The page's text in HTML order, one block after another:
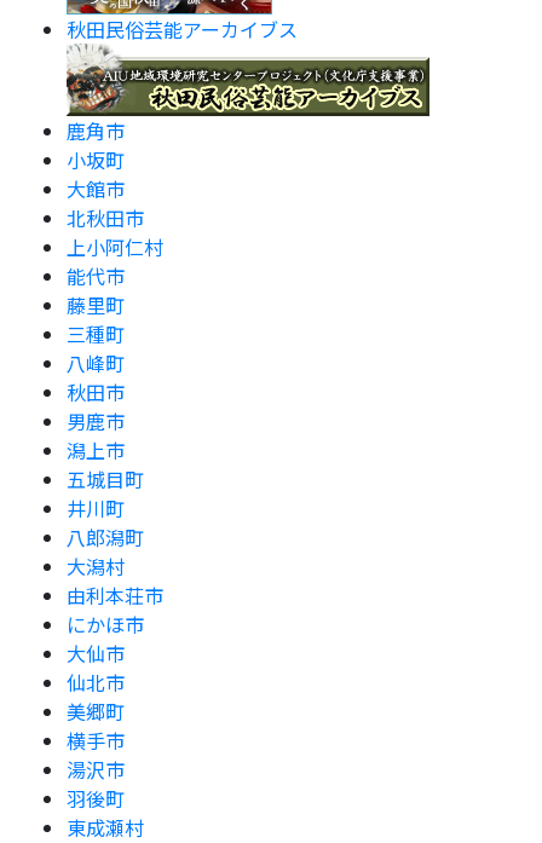
秋田民俗芸能アーカイブス
鹿角市
小坂町
大館市
北秋田市
上小阿仁村
能代市
藤里町
三種町
八峰町
秋田市
男鹿市
潟上市
五城目町
井川町
八郎潟町
大潟村
由利本荘市
にかほ市
大仙市
仙北市
美郷町
横手市
湯沢市
羽後町
東成瀬村